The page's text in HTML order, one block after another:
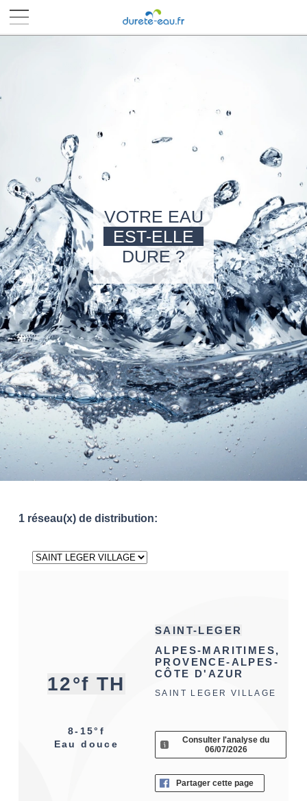
VOTRE EAU
EST-ELLE
DURE ?
1 réseau(x) de distribution:
12°f TH
8-15°f
Eau douce
SAINT-LEGER
ALPES-MARITIMES,
PROVENCE-ALPES-
CÔTE D'AZUR
SAINT LEGER VILLAGE
Consulter l'analyse du
06/07/2026
Partager cette page